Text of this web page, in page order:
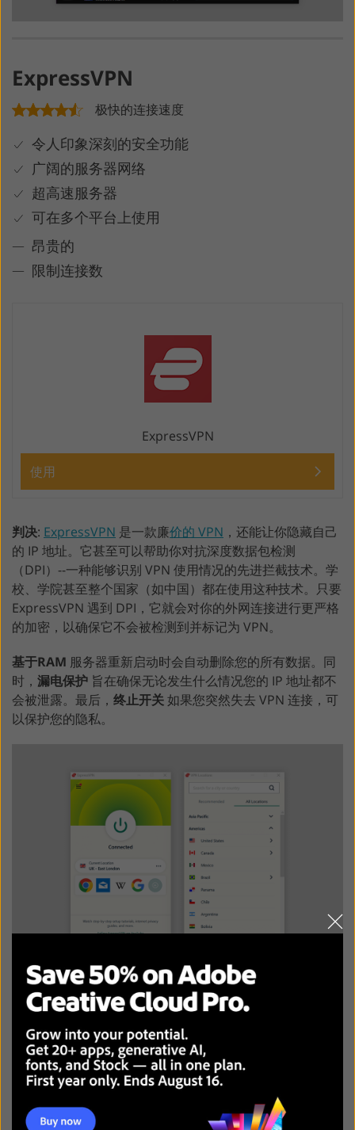
ExpressVPN
极快的连接速度
令人印象深刻的安全功能
广阔的服务器网络
超高速服务器
可在多个平台上使用
昂贵的
限制连接数
ExpressVPN
使用
判决: ExpressVPN 是一款廉价的 VPN ，还能让你隐藏自己
的 IP 地址。它甚至可以帮助你对抗深度数据包检测
（DPI）--一种能够识别 VPN 使用情况的先进拦截技术。学
校、学院甚至整个国家（如中国）都在使用这种技术。只要
ExpressVPN 遇到 DPI，它就会对你的外网连接进行更严格
的加密，以确保它不会被检测到并标记为 VPN。
基于RAM 服务器重新启动时会自动删除您的所有数据。同
时， 漏电保护 旨在确保无论发生什么情况您的 IP 地址都不
会被泄露。最后， 终止开关如果您突然失去 VPN 连接，可
以保护您的隐私。
CyberGhost
流媒体专用服务器
可靠的安全工具
直观的用户界面